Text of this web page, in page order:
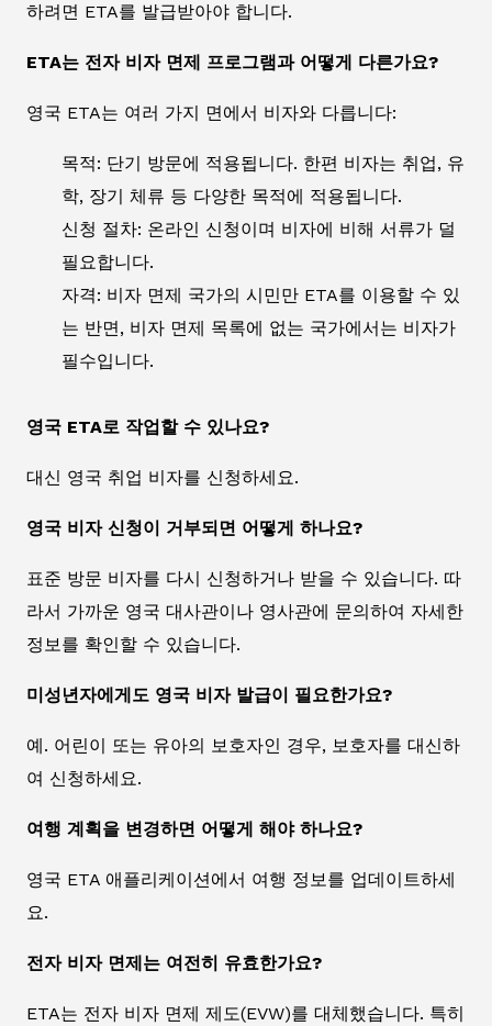
하려면 ETA를 발급받아야 합니다.
ETA는 전자 비자 면제 프로그램과 어떻게 다른가요?
영국 ETA는 여러 가지 면에서 비자와 다릅니다:
목적: 단기 방문에 적용됩니다. 한편 비자는 취업, 유
학, 장기 체류 등 다양한 목적에 적용됩니다.
신청 절차: 온라인 신청이며 비자에 비해 서류가 덜
필요합니다.
자격: 비자 면제 국가의 시민만 ETA를 이용할 수 있
는 반면, 비자 면제 목록에 없는 국가에서는 비자가
필수입니다.
영국 ETA로 작업할 수 있나요?
대신 영국 취업 비자를 신청하세요.
영국 비자 신청이 거부되면 어떻게 하나요?
표준 방문 비자를 다시 신청하거나 받을 수 있습니다. 따
라서 가까운 영국 대사관이나 영사관에 문의하여 자세한
정보를 확인할 수 있습니다.
미성년자에게도 영국 비자 발급이 필요한가요?
예. 어린이 또는 유아의 보호자인 경우, 보호자를 대신하
여 신청하세요.
여행 계획을 변경하면 어떻게 해야 하나요?
영국 ETA 애플리케이션에서 여행 정보를 업데이트하세
요.
전자 비자 면제는 여전히 유효한가요?
ETA는 전자 비자 면제 제도(EVW)를 대체했습니다. 특히